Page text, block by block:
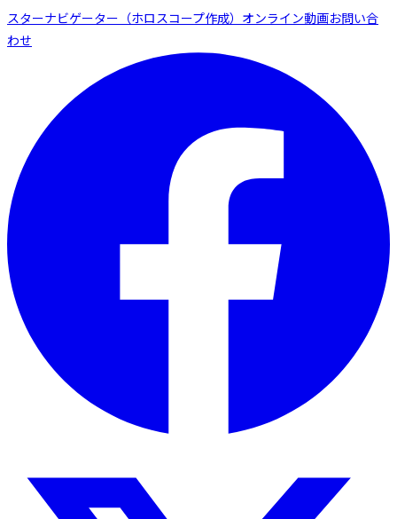
スターナビゲーター（ホロスコープ作成） オンライン動画お問い合
わせ